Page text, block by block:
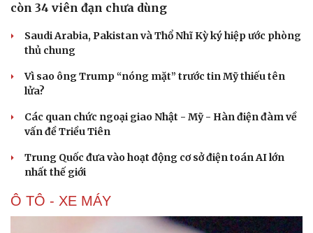
còn 34 viên đạn chưa dùng
Saudi Arabia, Pakistan và Thổ Nhĩ Kỳ ký hiệp ước phòng
thủ chung
Vì sao ông Trump “nóng mặt” trước tin Mỹ thiếu tên
lửa?
Các quan chức ngoại giao Nhật - Mỹ - Hàn điện đàm về
vấn đề Triều Tiên
Trung Quốc đưa vào hoạt động cơ sở điện toán AI lớn
nhất thế giới
Ô TÔ - XE MÁY